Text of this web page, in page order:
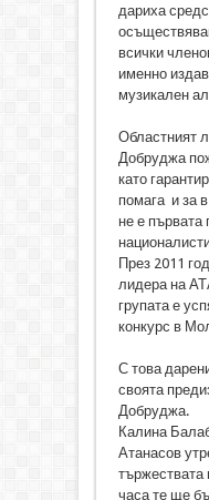
дариха
всички
именно
музикален
Областният
Добруджа
като
помага и за
не е първата
През 2011
лидера на
групата е
конкурс в
С това
своята
Добруджа.
Калина
Атанасов
тържествата
часа те ще